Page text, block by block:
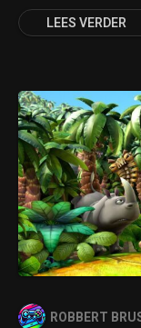
LEES VERDER
ROBBERT